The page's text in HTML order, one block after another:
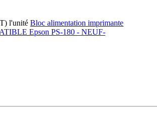
l'unité Bloc alimentation imprimante
Epson PS-180 - NEUF-